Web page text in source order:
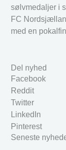
sølvmedaljer i
FC
med en
Del nyhed
Facebook
Reddit
Twitter
LinkedIn
Pinterest
Seneste